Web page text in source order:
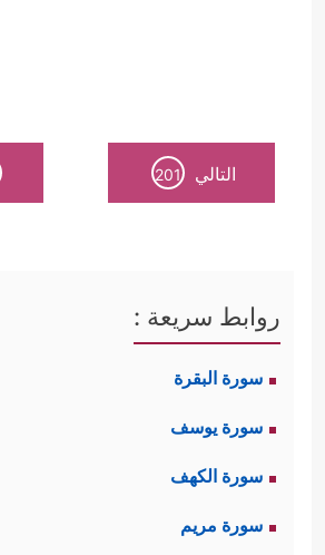
التالي 201
روابط سريعة :
سورة البقرة
سورة يوسف
سورة الكهف
سورة مريم